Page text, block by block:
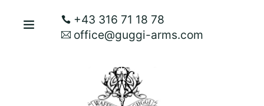
+43 316 71 18 78
office@guggi-arms.com